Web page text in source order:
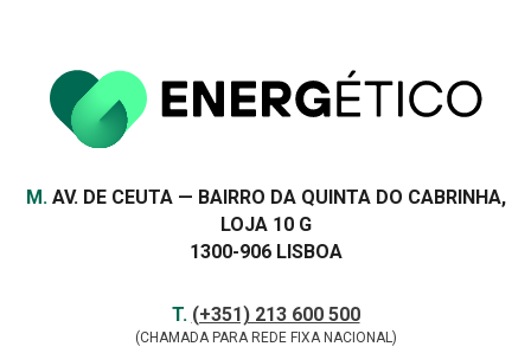
Morada
M. AV. DE CEUTA — BAIRRO DA QUINTA DO CABRINHA,
LOJA 10 G
1300-906 LISBOA
T. (+351) 213 600 500
(CHAMADA PARA REDE FIXA NACIONAL)